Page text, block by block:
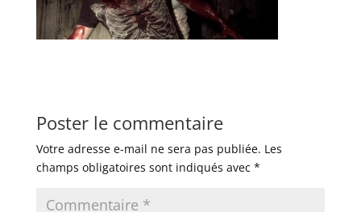
Poster le commentaire
Votre adresse e-mail ne sera pas publiée. Les
champs obligatoires sont indiqués avec *